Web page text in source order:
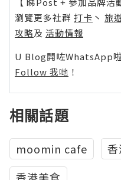
瀏覽更多社群 打卡 丶 旅
攻略及 活動情報
U Blog開咗WhatsApp
Follow 我哋 ！
相關話題
moomin cafe